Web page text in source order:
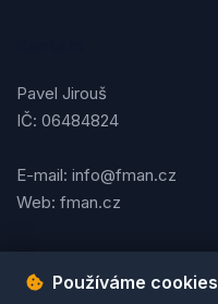
Pavel Jirouš
IČ: 06484824
E-mail: info@fman.cz
Web: fman.cz
Používáme cookies